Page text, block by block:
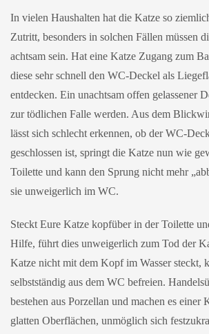
In vielen Haushalten hat die Katze so
Zutritt, besonders in solchen Fällen müssen
achtsam sein. Hat eine Katze Zugang zum
diese sehr schnell den WC-Deckel als
entdecken. Ein unachtsam offen gelassener
zur tödlichen Falle werden. Aus dem
lässt sich schlecht erkennen, ob der WC-
geschlossen ist, springt die Katze nun wie
Toilette und kann den Sprung nicht mehr
sie unweigerlich im WC.
Steckt Eure Katze kopfüber in der Toilette
Hilfe, führt dies unweigerlich zum Tod der
Katze nicht mit dem Kopf im Wasser steckt,
selbstständig aus dem WC befreien.
bestehen aus Porzellan und machen es einer
glatten Oberflächen, unmöglich sich